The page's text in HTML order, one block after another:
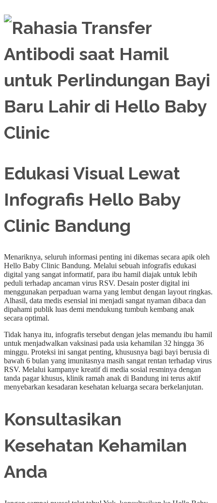
Edukasi Visual Lewat
Infografis Hello Baby
Clinic Bandung
Menariknya, seluruh informasi penting ini dikemas secara apik oleh
Hello Baby Clinic Bandung. Melalui sebuah infografis edukasi
digital yang sangat informatif, para ibu hamil diajak untuk lebih
peduli terhadap ancaman virus RSV. Desain poster digital ini
menggunakan perpaduan warna yang lembut dengan layout ringkas.
Alhasil, data medis esensial ini menjadi sangat nyaman dibaca dan
dipahami publik luas demi mendukung tumbuh kembang anak
secara optimal.
Tidak hanya itu, infografis tersebut dengan jelas memandu ibu hamil
untuk menjadwalkan vaksinasi pada usia kehamilan 32 hingga 36
minggu. Proteksi ini sangat penting, khususnya bagi bayi berusia di
bawah 6 bulan yang imunitasnya masih sangat rentan terhadap virus
RSV. Melalui kampanye kreatif di media sosial resminya dengan
tanda pagar khusus, klinik ramah anak di Bandung ini terus aktif
menyebarkan kesadaran kesehatan keluarga secara berkelanjutan.
Konsultasikan
Kesehatan Kehamilan
Anda